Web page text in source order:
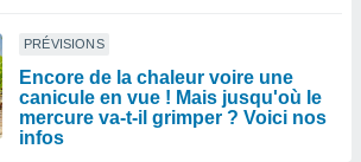
PRÉVISIONS
Encore de la chaleur voire une
canicule en vue ! Mais jusqu'où le
mercure va-t-il grimper ? Voici nos
infos